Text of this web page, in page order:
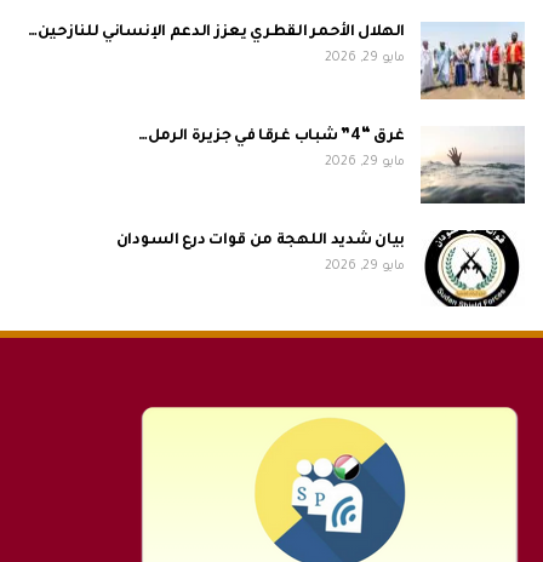
الهلال الأحمر القطري يعزز الدعم الإنساني للنازحين…
مايو 29, 2026
غرق “4” شباب غرقا في جزيرة الرمل…
مايو 29, 2026
بيان شديد اللهجة من قوات درع السودان
مايو 29, 2026